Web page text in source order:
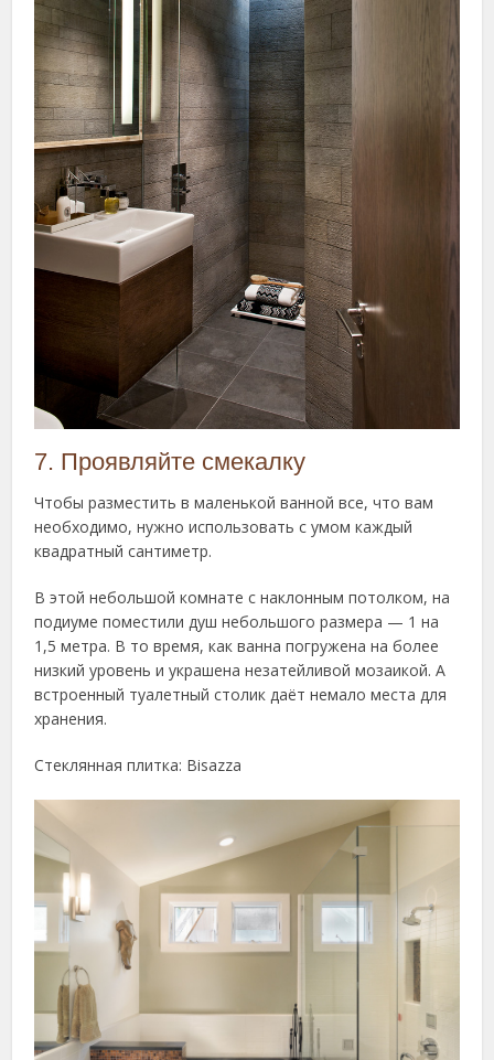
7. Проявляйте смекалку
Чтобы разместить в маленькой ванной все, что вам
необходимо, нужно использовать с умом каждый
квадратный сантиметр.
В этой небольшой комнате с наклонным потолком, на
подиуме поместили душ небольшого размера — 1 на
1,5 метра. В то время, как ванна погружена на более
низкий уровень и украшена незатейливой мозаикой. А
встроенный туалетный столик даёт немало места для
хранения.
Стеклянная плитка: Bisazza